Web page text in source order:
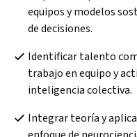
equipos y modelos
de decisiones.
Identificar talento
trabajo en equipo y
inteligencia colectiva.
Integrar teoría y